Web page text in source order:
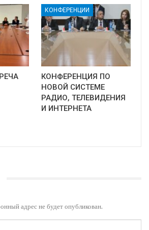
КОНФЕРЕНЦИИ
КОНФЕРЕНЦИЯ ПО
НОВОЙ СИСТЕМЕ
РАДИО, ТЕЛЕВИДЕНИЯ
И ИНТЕРНЕТА
адрес не будет опубликован.